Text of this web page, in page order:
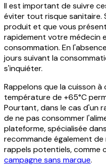
Il est important de suivre
éviter tout risque sanitaire.
produit et que vous
rapidement votre médecin
consommation. En
jours suivant la
s'inquiéter.
Rappelons que la cuisson
température de +65°C
Pourtant, dans le cas d'un
de ne pas consommer
plateforme, spécialisée
recommande également
rappels potentiels, comme
campagne sans marque.